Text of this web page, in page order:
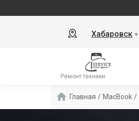
Хабаровск ▼
Ремонт техники
Главная / MacBook /